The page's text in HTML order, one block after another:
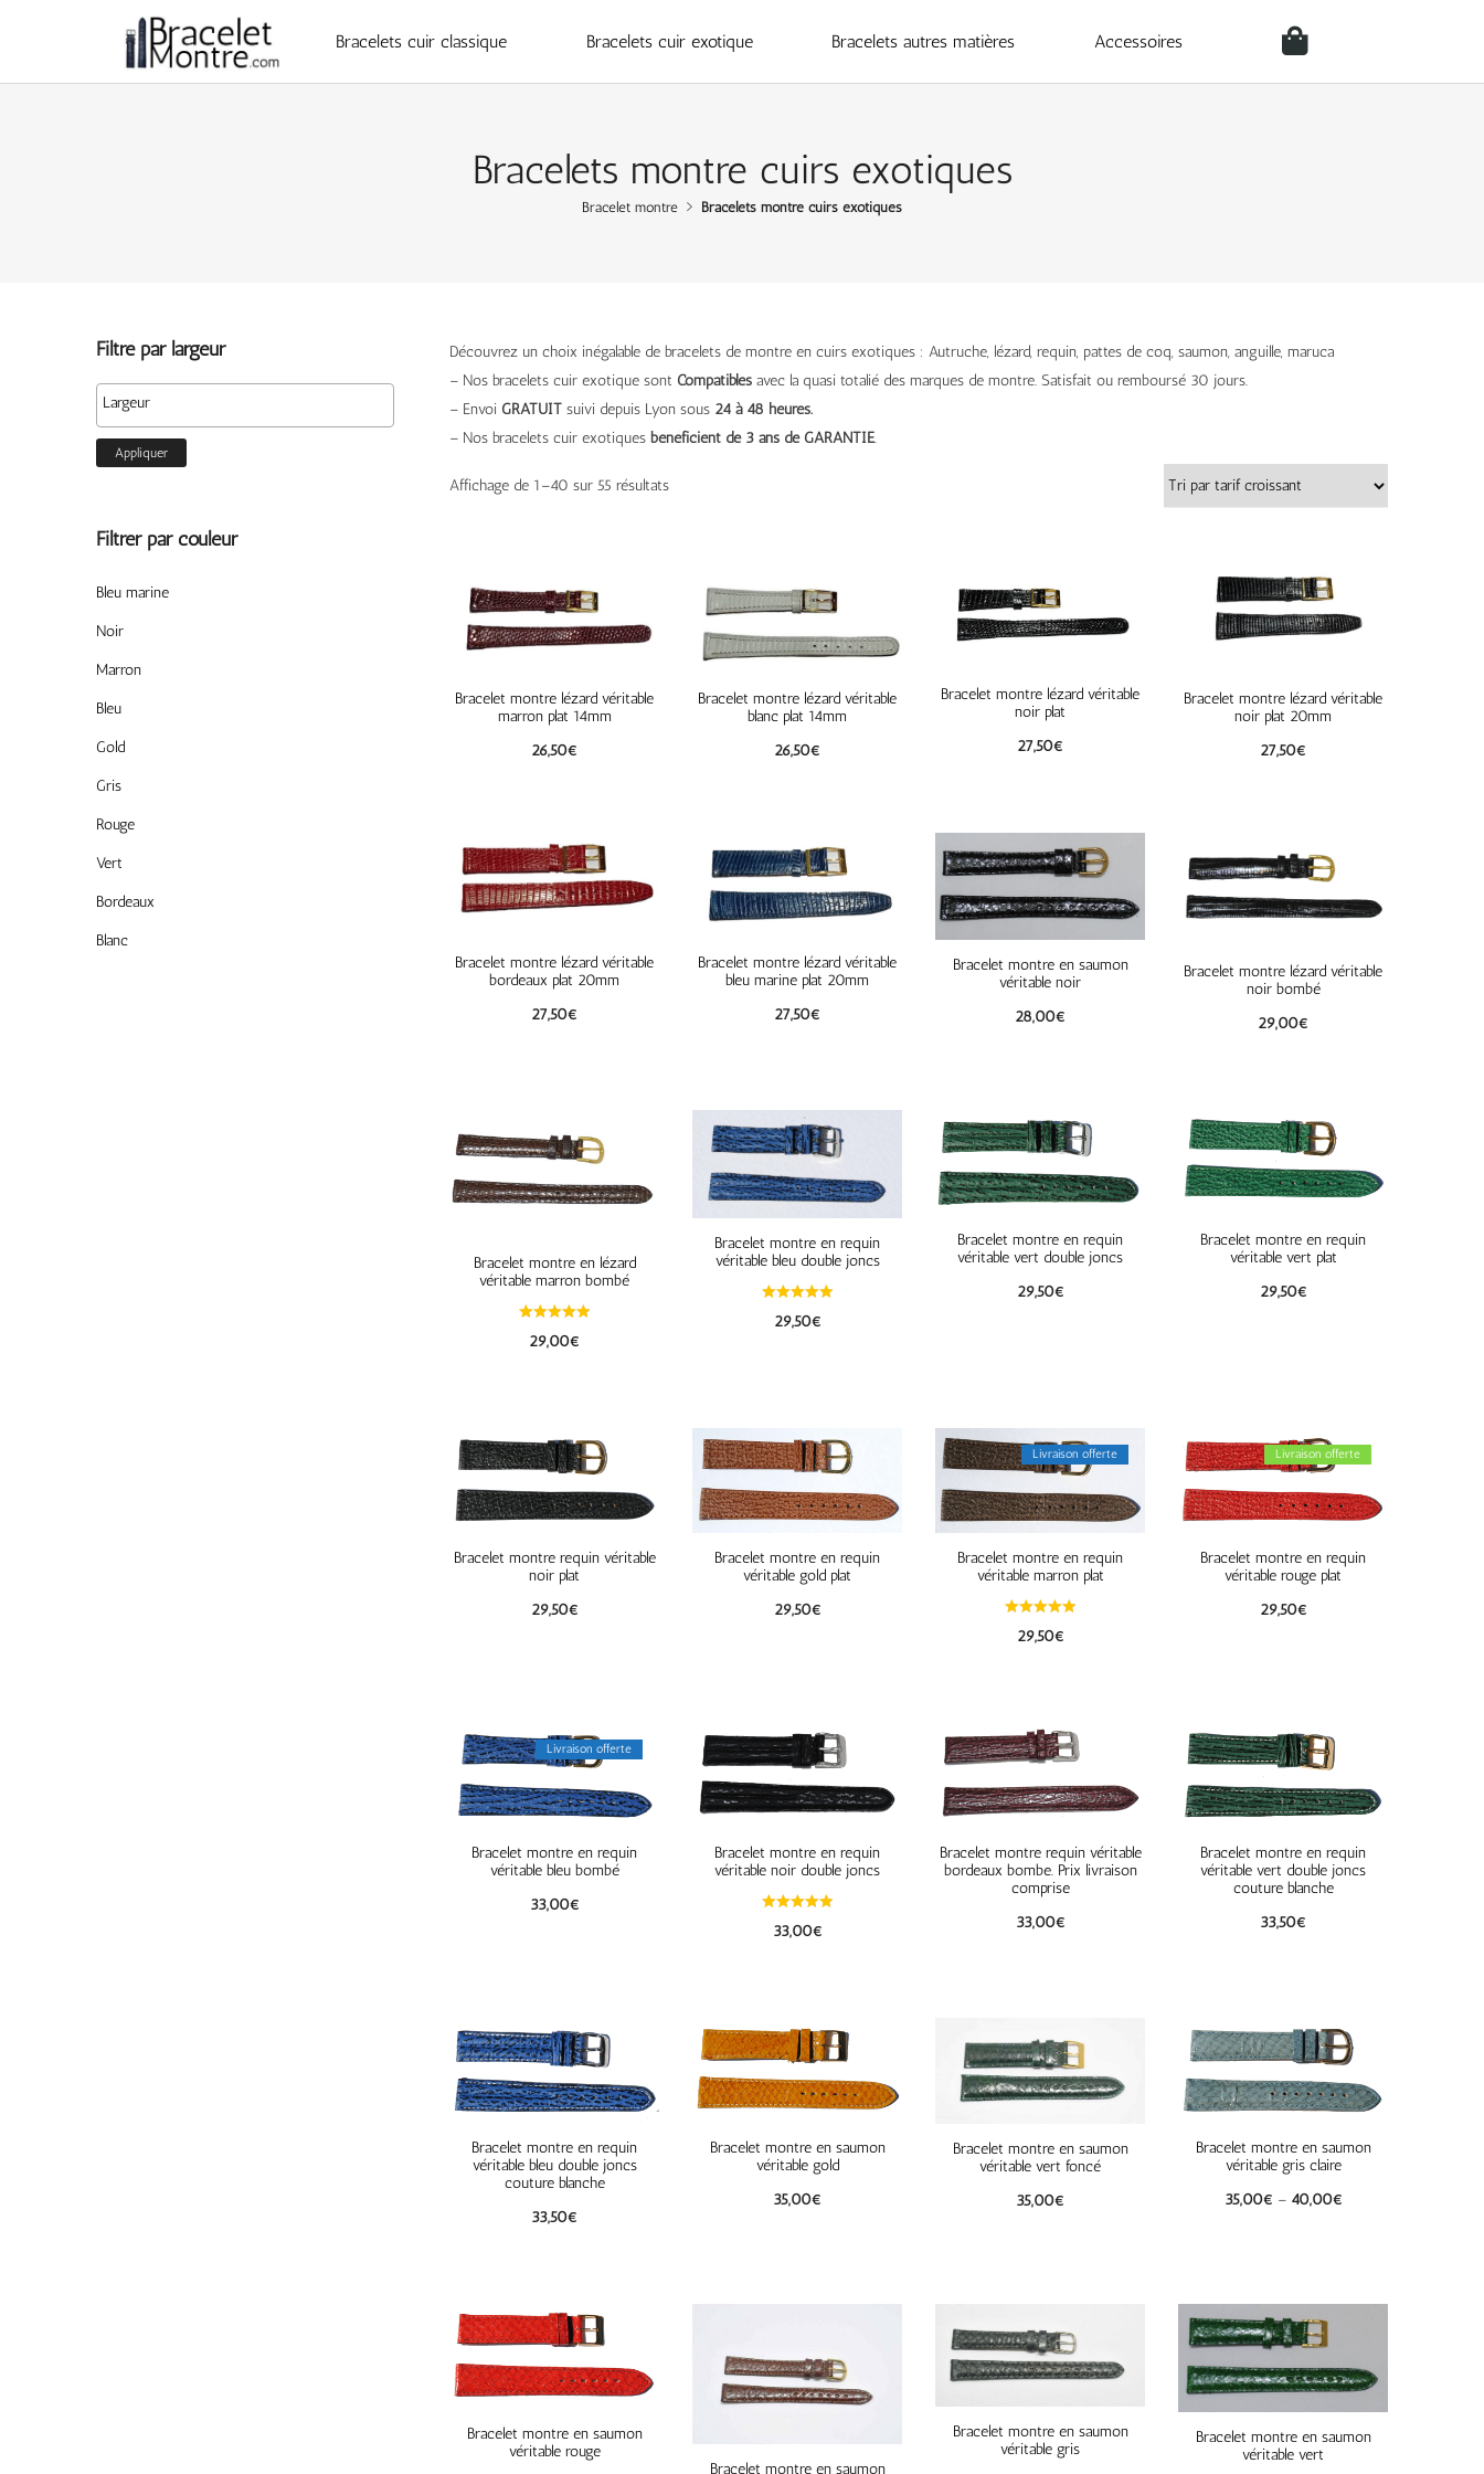
Bracelets cuir classique Bracelets cuir exotique Bracelets autres matières Accessoires
Bracelets montre cuirs exotiques
Bracelet montre Bracelets montre cuirs exotiques
Découvrez un choix inégalable de bracelets de montre en cuirs exotiques : Autruche, lézard, requin, pattes de coq, saumon, anguille, maruca
– Nos bracelets cuir exotique sont Compatibles avec la quasi totalié des marques de montre. Satisfait ou remboursé 30 jours.
– Envoi GRATUIT suivi depuis Lyon sous 24 à 48 heures.
– Nos bracelets cuir exotiques bénéficient de 3 ans de GARANTIE.
Affichage de 1–40 sur 55 résultats
Bracelet montre lézard véritable
marron plat 14mm
26,50€
Bracelet montre lézard véritable
blanc plat 14mm
26,50€
Bracelet montre lézard véritable
noir plat
27,50€
Bracelet montre lézard véritable
noir plat 20mm
27,50€
Bracelet montre lézard véritable
bordeaux plat 20mm
27,50€
Bracelet montre lézard véritable
bleu marine plat 20mm
27,50€
Bracelet montre en saumon
véritable noir
28,00€
Bracelet montre lézard véritable
noir bombé
29,00€
Bracelet montre en lézard
véritable marron bombé
29,00€
Bracelet montre en requin
véritable bleu double joncs
29,50€
Bracelet montre en requin
véritable vert double joncs
29,50€
Bracelet montre en requin
véritable vert plat
29,50€
Bracelet montre requin véritable
noir plat
29,50€
Bracelet montre en requin
véritable gold plat
29,50€
Livraison offerte
Bracelet montre en requin
véritable marron plat
29,50€
Livraison offerte
Bracelet montre en requin
véritable rouge plat
29,50€
Livraison offerte
Bracelet montre en requin
véritable bleu bombé
33,00€
Bracelet montre en requin
véritable noir double joncs
33,00€
Bracelet montre requin véritable
bordeaux bombe. Prix livraison
comprise
33,00€
Bracelet montre en requin
véritable vert double joncs
couture blanche
33,50€
Bracelet montre en requin
véritable bleu double joncs
couture blanche
33,50€
Bracelet montre en saumon
véritable gold
35,00€
Bracelet montre en saumon
véritable vert foncé
35,00€
Bracelet montre en saumon
véritable gris claire
35,00€ – 40,00€
Bracelet montre en saumon
véritable rouge
Bracelet montre en saumon
Bracelet montre en saumon
véritable gris
Bracelet montre en saumon
véritable vert
Filtré par largeur
Appliquer
Filtrer par couleur
Bleu marine
Noir
Marron
Bleu
Gold
Gris
Rouge
Vert
Bordeaux
Blanc